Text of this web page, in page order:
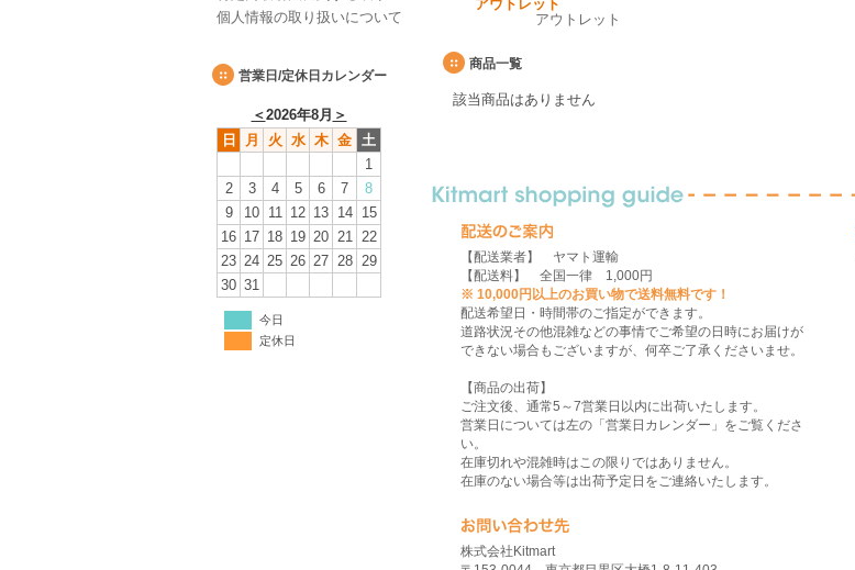
個人情報の取り扱いについて
営業日/定休日カレンダー
＜2026年8月 ＞
日
月 火 水 木 金 土
1
2
3 4 5 6 7
8
9
10 11 12 13 14
15
16 17 18 19 20 21 22
23 24 25 26 27 28 29
30 31
今日
定休日
アウトレット
アウトレット
商品一覧
該当商品はありません
【配送業者】 ヤマト運輸
【配送料】 全国一律 1,000円
※ 10,000円以上のお買い物で送料無料です！
配送希望日・時間帯のご指定ができます。
道路状況その他混雑などの事情でご希望の日時にお届けが
できない場合もございますが、何卒ご了承くださいませ。
【商品の出荷】
ご注文後、通常5～7営業日以内に出荷いたします。
営業日については左の「営業日カレンダー」をご覧くださ
い。
在庫切れや混雑時はこの限りではありません。
在庫のない場合等は出荷予定日をご連絡いたします。
株式会社Kitmart